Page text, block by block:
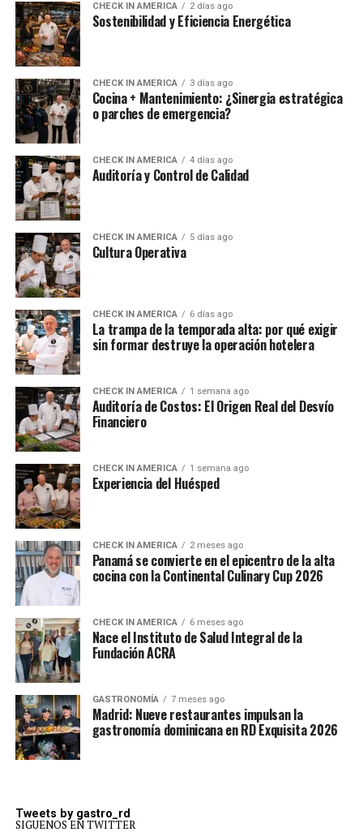
CHECK IN AMERICA 2 días ago
Sostenibilidad y Eficiencia Energética
CHECK IN AMERICA 3 días ago
Cocina + Mantenimiento: ¿Sinergia estratégica
o parches de emergencia?
CHECK IN AMERICA 4 días ago
Auditoría y Control de Calidad
CHECK IN AMERICA 5 días ago
Cultura Operativa
CHECK IN AMERICA 6 días ago
La trampa de la temporada alta: por qué exigir
sin formar destruye la operación hotelera
CHECK IN AMERICA 1 semana ago
Auditoría de Costos: El Origen Real del Desvío
Financiero
CHECK IN AMERICA 1 semana ago
Experiencia del Huésped
CHECK IN AMERICA 2 meses ago
Panamá se convierte en el epicentro de la alta
cocina con la Continental Culinary Cup 2026
CHECK IN AMERICA 6 meses ago
Nace el Instituto de Salud Integral de la
Fundación ACRA
GASTRONOMÍA 7 meses ago
Madrid: Nueve restaurantes impulsan la
gastronomía dominicana en RD Exquisita 2026
Tweets by gastro_rd
SIGUENOS EN TWITTER